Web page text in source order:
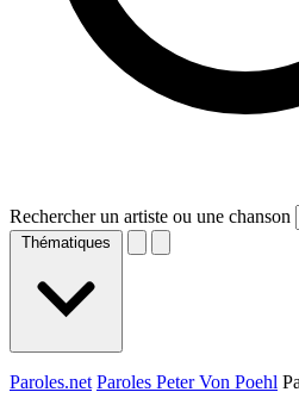
Rechercher un artiste ou une chanson
Thématiques
Paroles.net Paroles Peter Von Poehl